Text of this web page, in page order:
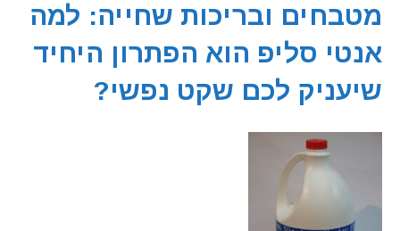
מטבחים ובריכות שחייה: למה
אנטי סליפ הוא הפתרון היחיד
שיעניק לכם שקט נפשי?